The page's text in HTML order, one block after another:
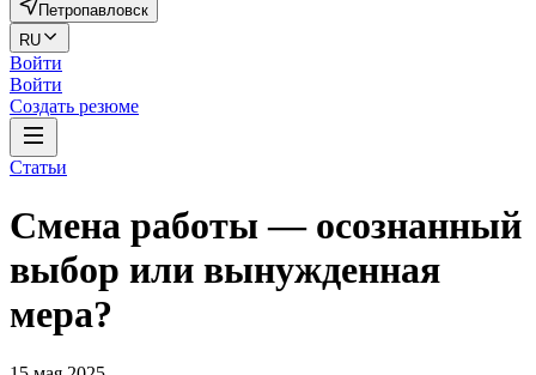
Петропавловск
RU
Войти
Войти
Создать резюме
Статьи
Смена работы — осознанный
выбор или вынужденная
мера?